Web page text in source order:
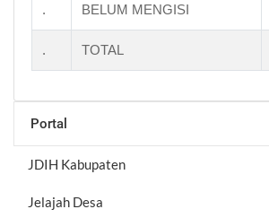
. BELUM MENGISI
. TOTAL
Portal
JDIH Kabupaten
Jelajah Desa